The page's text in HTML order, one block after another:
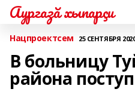
Аургазă хыпарçи
Нацпроектсем 25 СЕНТЯБРЯ
В больницу
района